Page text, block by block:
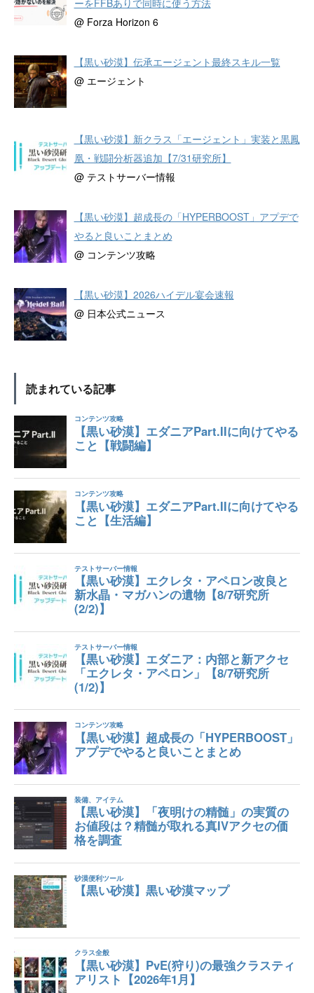
@ Forza Horizon 6
【黒い砂漠】伝承エージェント最終スキル一覧
@ エージェント
【黒い砂漠】新クラス「エージェント」実装と黒鳳
凰・戦闘分析器追加【7/31研究所】
@ テストサーバー情報
【黒い砂漠】超成長の「HYPERBOOST」アプデで
やると良いことまとめ
@ コンテンツ攻略
【黒い砂漠】2026ハイデル宴会速報
@ 日本公式ニュース
読まれている記事